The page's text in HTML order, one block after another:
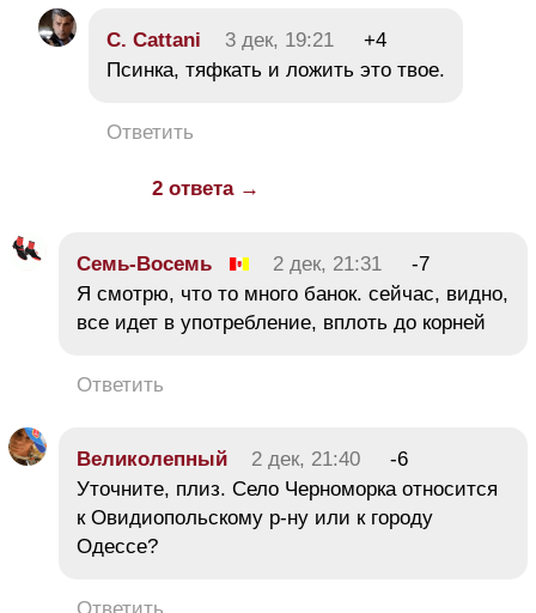
C. Cattani 3 дек, 19:21
+4
Псинка, тяфкать и ложить это твое.
Ответить
2 ответа →
Семь-Восемь 2 дек, 21:31
-7
Я смотрю, что то много банок. сейчас, видно,
все идет в употребление, вплоть до корней
Ответить
Великолепный 2 дек, 21:40
-6
Уточните, плиз. Село Черноморка относится
к Овидиопольскому р-ну или к городу
Одессе?